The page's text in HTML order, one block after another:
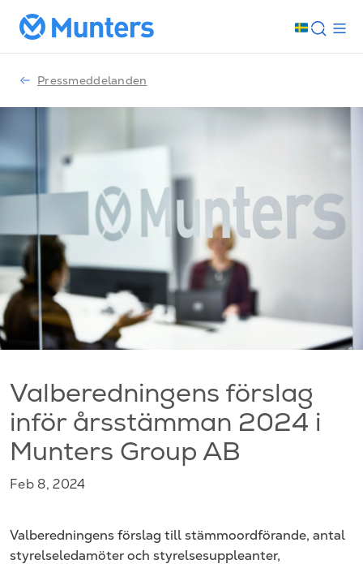
Pressmeddelanden
Valberedningens förslag
inför årsstämman 2024 i
Munters Group AB
Feb 8, 2024
Valberedningens förslag till stämmoordförande, antal
styrelseledamöter och styrelsesuppleanter,